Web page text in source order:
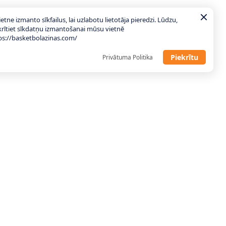
izmanto sīkfailus, lai uzlabotu lietotāja pieredzi. Lūdzu,
sīkdatņu izmantošanai mūsu vietnē
basketbolazinas.com/
Privātuma Politika Piekrītu